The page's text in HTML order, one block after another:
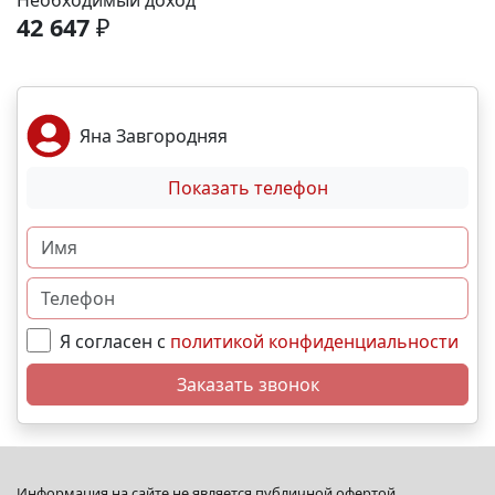
спортивные площадки. Благоустройство -
ландшафтный дизайн с зонами отдыха; -
комплексы для разных возрастов; - места для выгула
собак; - видеонаблюдение и КПП для безопасности.
Преимущества - сбалансированное сочетание цены
и качества; - развитая социальная инфраструктура в
шаговой доступности; - продуманное дворовое
пространство; - гибкая система рассрочек и
ипотечных программ. N5565
42 647 ₽
Яна Завгородняя
Показать телефон
Я согласен с политикой конфиденциальности
Заказать звонок